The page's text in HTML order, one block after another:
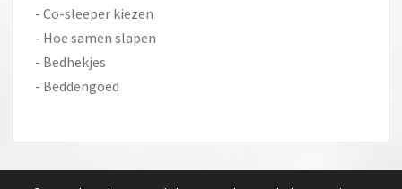
- Co-sleeper kiezen
- Hoe samen slapen
- Bedhekjes
- Beddengoed